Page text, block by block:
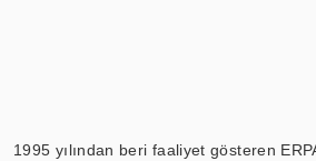
1995 yılından beri faaliyet gösteren